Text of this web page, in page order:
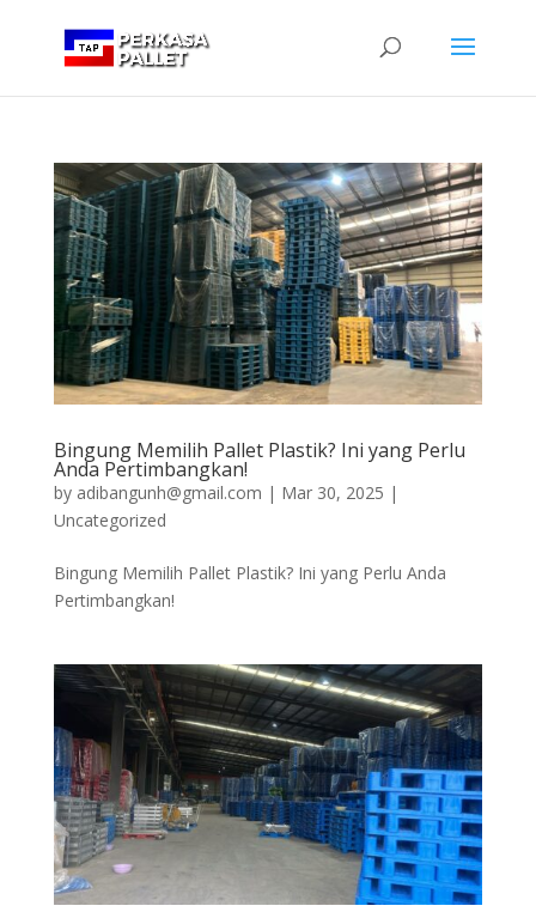
Bingung Memilih Pallet Plastik? Ini yang Perlu
Anda Pertimbangkan!
by adibangunh@gmail.com | Mar 30, 2025 |
Uncategorized
Bingung Memilih Pallet Plastik? Ini yang Perlu Anda
Pertimbangkan!